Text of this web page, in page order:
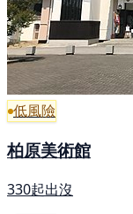
低風險
柏原美術館
330起出沒